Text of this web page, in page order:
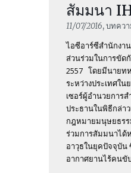
สัมมนา
11/07/2016, บทคว
ไอซีอาร์ซีสำนักงา
ส่วนร่วมในการขัด
2557 โดยมีนายท
ระหว่างประเทศใ
เซอร์ผู้อำนวยการ
ประธานในพิธีกล่า
กฎหมายมนุษยธรร
ร่วมการสัมมนาได้
อาวุธในยุคปัจจุบัน
อากาศยานไร้คนขั